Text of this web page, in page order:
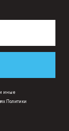
и иные
Политики